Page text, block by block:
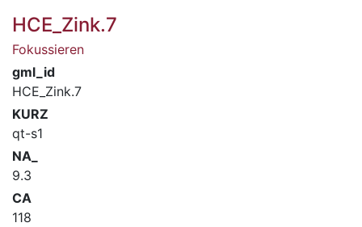
HCE_Zink.7
Fokussieren
gml_id
HCE_Zink.7
KURZ
qt-s1
NA_
9.3
CA
118